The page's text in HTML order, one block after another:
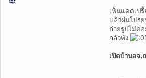
เห็นแดดเป
แล้วฝนโปร
ถ่ายรูปไม่ค่
กลัวพัง
เปิดบ้านอจ.